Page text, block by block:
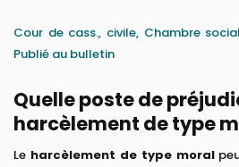
Cour de cass., civile, Chambre
Publié au bulletin
Quelle poste de
harcèlement de type
Le harcèlement de type moral